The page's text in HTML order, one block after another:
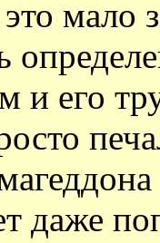
мало
и его
даже